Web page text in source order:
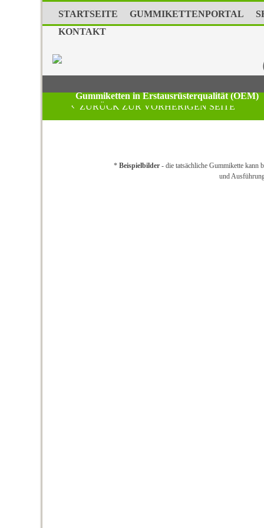
STARTSEITE GUMMIKETTENPORTAL
KONTAKT
Gummiketten in Erstausrüsterqualität (OEM)
ZURÜCK ZUR VORHERIGEN SEITE
* Beispielbilder- die tatsächliche Gummikette kann
und